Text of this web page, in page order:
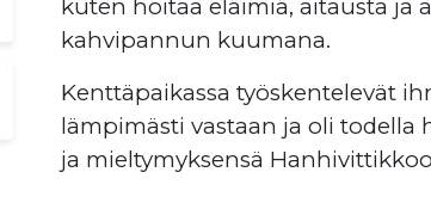
kuten hoitaa eläimiä, aitausta ja
kahvipannun kuumana.
Kenttäpaikassa työskentelevät
lämpimästi vastaan ja oli todella
ja mieltymyksensä